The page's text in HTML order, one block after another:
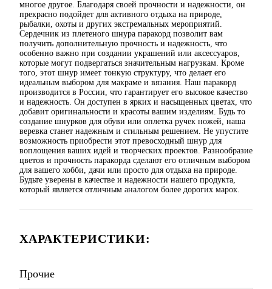
многое другое. Благодаря своей прочности и надежности, он
прекрасно подойдет для активного отдыха на природе,
рыбалки, охоты и других экстремальных мероприятий.
Сердечник из плетеного шнура паракорд позволит вам
получить дополнительную прочность и надежность, что
особенно важно при создании украшений или аксессуаров,
которые могут подвергаться значительным нагрузкам. Кроме
того, этот шнур имеет тонкую структуру, что делает его
идеальным выбором для макраме и вязания. Наш паракорд
производится в России, что гарантирует его высокое качество
и надежность. Он доступен в ярких и насыщенных цветах, что
добавит оригинальности и красоты вашим изделиям. Будь то
создание шнурков для обуви или оплетка ручек ножей, наша
веревка станет надежным и стильным решением. Не упустите
возможность приобрести этот превосходный шнур для
воплощения ваших идей и творческих проектов. Разнообразие
цветов и прочность паракорда сделают его отличным выбором
для вашего хобби, дачи или просто для отдыха на природе.
Будьте уверены в качестве и надежности нашего продукта,
который является отличным аналогом более дорогих марок.
ХАРАКТЕРИСТИКИ:
Прочие